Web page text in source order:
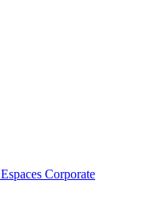
Espaces Corporate